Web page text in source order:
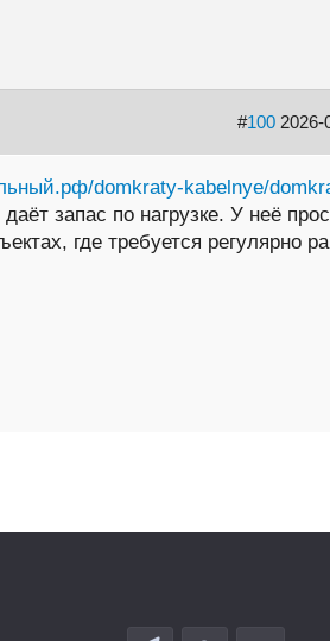
#100 2026-
domkraty-kabelnye/
запас по нагрузке. У неё
где требуется регулярно